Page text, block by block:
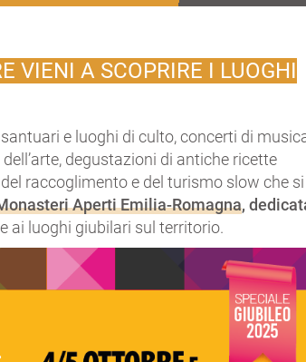
VIENI A SCOPRIRE I LUOGHI
e luoghi di culto, concerti di
degustazioni di antiche ricette
raccoglimento e del turismo slow che si
Aperti Emilia-Romagna,
ai luoghi giubilari sul territorio.